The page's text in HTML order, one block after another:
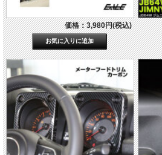
価格：3,980円(税込)